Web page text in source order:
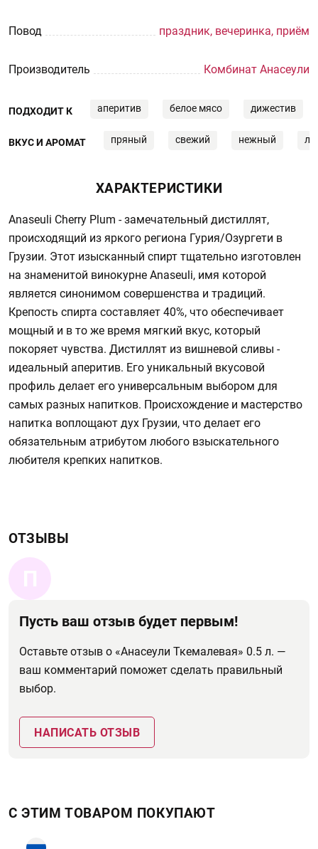
Повод праздник, вечеринка, приём
Производитель Комбинат Анасеули
ПОДХОДИТ К аперитив белое мясо дижестив
ВКУС И АРОМАТ пряный свежий нежный
ХАРАКТЕРИСТИКИ
Anaseuli Cherry Plum - замечательный дистиллят,
происходящий из яркого региона Гурия/Озургети в
Грузии. Этот изысканный спирт тщательно изготовлен
на знаменитой винокурне Anaseuli, имя которой
является синонимом совершенства и традиций.
Крепость спирта составляет 40%, что обеспечивает
мощный и в то же время мягкий вкус, который
покоряет чувства. Дистиллят из вишневой сливы -
идеальный аперитив. Его уникальный вкусовой
профиль делает его универсальным выбором для
самых разных напитков. Происхождение и мастерство
напитка воплощают дух Грузии, что делает его
обязательным атрибутом любого взыскательного
любителя крепких напитков.
ОТЗЫВЫ
П
Пусть ваш отзыв будет первым!
Оставьте отзыв о «Анасеули Ткемалевая» 0.5 л. —
ваш комментарий поможет сделать правильный
выбор.
НАПИСАТЬ ОТЗЫВ
С ЭТИМ ТОВАРОМ ПОКУПАЮТ